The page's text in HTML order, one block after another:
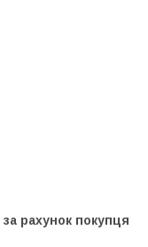
за рахунок покупця